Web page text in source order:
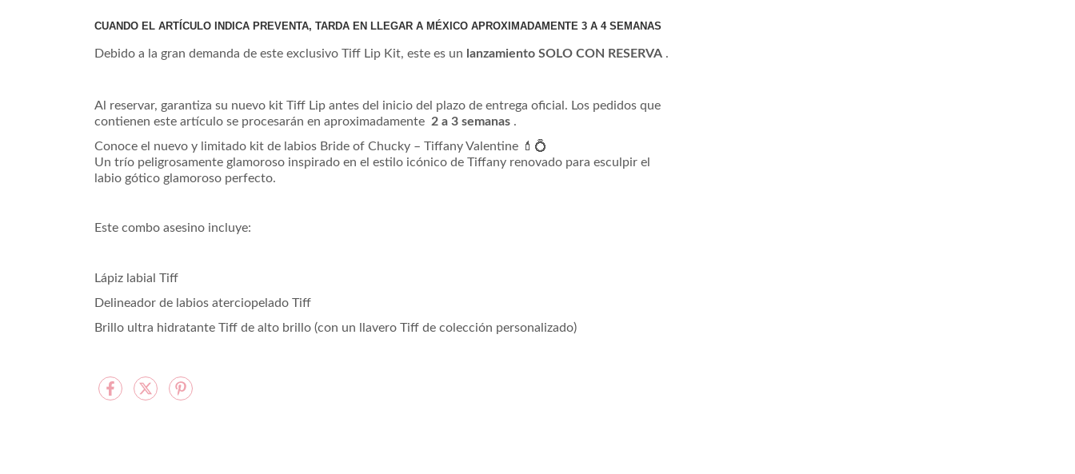
CUANDO EL ARTÍCULO INDICA PREVENTA, TARDA EN LLEGAR A MÉXICO APROXIMADAMENTE 3 A 4 SEMANAS
Debido a la gran demanda de este exclusivo Tiff Lip Kit, este es un lanzamiento SOLO CON RESERVA .
Al reservar, garantiza su nuevo kit Tiff Lip antes del inicio del plazo de entrega oficial. Los pedidos que
contienen este artículo se procesarán en aproximadamente 2 a 3 semanas .
Conoce el nuevo y limitado kit de labios Bride of Chucky – Tiffany Valentine 💄💍
Un trío peligrosamente glamoroso inspirado en el estilo icónico de Tiffany renovado para esculpir el
labio gótico glamoroso perfecto.
Este combo asesino incluye:
​​Lápiz labial Tiff
Delineador de labios aterciopelado Tiff
Brillo ultra hidratante Tiff de alto brillo (con un llavero Tiff de colección personalizado)